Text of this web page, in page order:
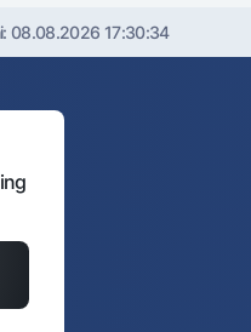
08.08.2026 17:30:34